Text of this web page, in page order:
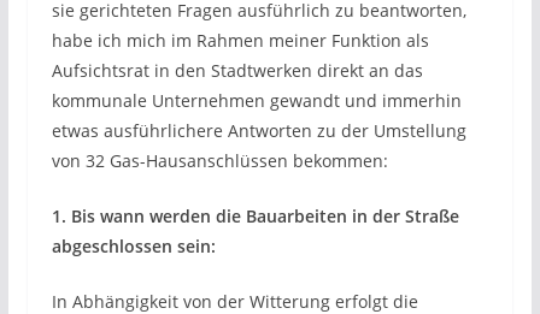
sie gerichteten Fragen ausführlich zu beantworten,
habe ich mich im Rahmen meiner Funktion als
Aufsichtsrat in den Stadtwerken direkt an das
kommunale Unternehmen gewandt und immerhin
etwas ausführlichere Antworten zu der Umstellung
von 32 Gas-Hausanschlüssen bekommen:
1. Bis wann werden die Bauarbeiten in der Straße
abgeschlossen sein:
In Abhängigkeit von der Witterung erfolgt die